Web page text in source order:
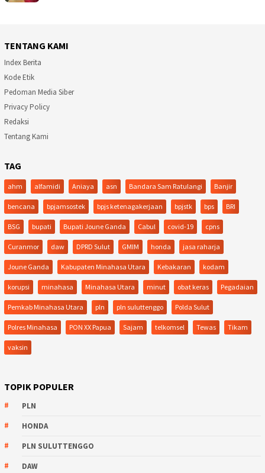
TENTANG KAMI
Index Berita
Kode Etik
Pedoman Media Siber
Privacy Policy
Redaksi
Tentang Kami
TAG
ahm alfamidi Aniaya asn Bandara Sam Ratulangi Banjir
bencana bpjamsostek bpjs ketenagakerjaan bpjstk bps BRI
BSG bupati Bupati Joune Ganda Cabul covid-19 cpns
Curanmor daw DPRD Sulut GMIM honda jasa raharja
Joune Ganda Kabupaten Minahasa Utara Kebakaran kodam
korupsi minahasa Minahasa Utara minut obat keras Pegadaian
Pemkab Minahasa Utara pln pln suluttenggo Polda Sulut
Polres Minahasa PON XX Papua Sajam telkomsel Tewas Tikam
vaksin
TOPIK POPULER
PLN
HONDA
PLN SULUTTENGGO
DAW